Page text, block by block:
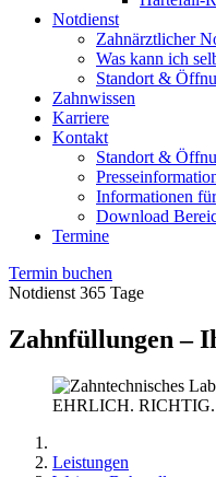
Notdienst
Zahnärztlicher
Was kann ich
Standort &
Zahnwissen
Karriere
Kontakt
Standort &
Informationen
Download
Termine
Termin buchen
Notdienst 365 Tage
Zahnfüllungen –
EHRLICH.
Leistungen